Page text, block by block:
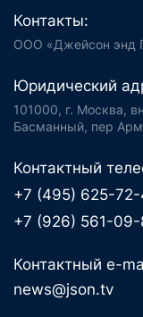
Контакты:
ООО «Джейсон энд
Юридический
101000, г. Москва,
Басманный, пер
Контактный
+7 (495) 625-
+7 (926) 561-09-
Контактный e-
news@json.tv